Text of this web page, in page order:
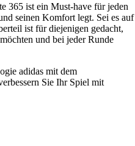
365 ist ein Must-have für jeden
seinen Komfort legt. Sei es auf
ist für diejenigen gedacht,
und bei jeder Runde
adidas mit dem
Sie Ihr Spiel mit